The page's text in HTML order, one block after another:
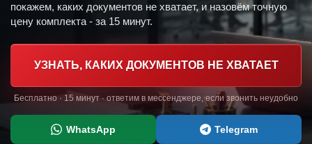
покажем, каких документов не хватает, и назовём точную
цену комплекта - за 15 минут.
УЗНАТЬ, КАКИХ ДОКУМЕНТОВ НЕ ХВАТАЕТ
Бесплатно · 15 минут · ответим в мессенджере, если звонить неудобно
WhatsApp Telegram